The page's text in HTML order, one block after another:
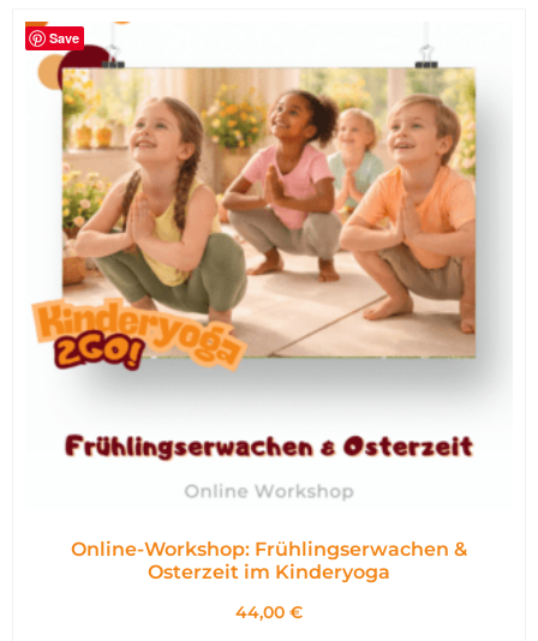
Save
Online-Workshop: Frühlingserwachen &
Osterzeit im Kinderyoga
44,00 €